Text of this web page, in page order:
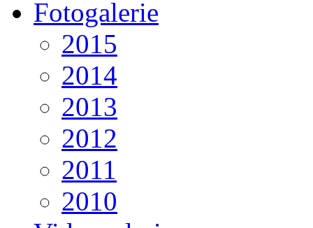
Fotogalerie
2015
2014
2013
2012
2011
2010